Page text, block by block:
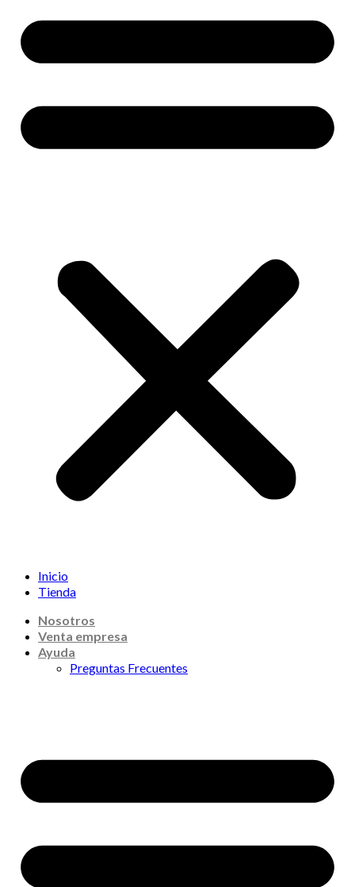
Inicio
Tienda
Nosotros
Venta empresa
Ayuda
Preguntas Frecuentes